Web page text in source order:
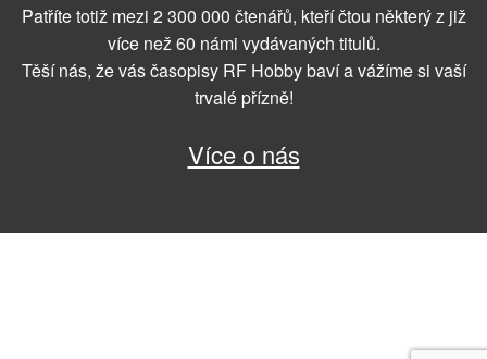
Patříte totiž mezi 2 300 000 čtenářů, kteří čtou některý z již
více než 60 námi vydávaných titulů.
Těší nás, že vás časopisy RF Hobby baví a vážíme si vaší
trvalé přízně!
Více o nás